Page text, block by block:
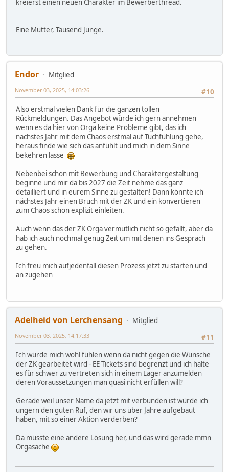
kreierst einen neuen Charakter im Bewerberthread.
Eine Mutter, Tausend Junge.
Endor
Mitglied
#10
November 03, 2025, 14:03:26
Also erstmal vielen Dank für die ganzen tollen
Rückmeldungen. Das Angebot würde ich gern annehmen
wenn es da hier von Orga keine Probleme gibt, das ich
nächstes Jahr mit dem Chaos erstmal auf Tuchfühlung gehe,
heraus finde wie sich das anfühlt und mich in dem Sinne
bekehren lasse
Nebenbei schon mit Bewerbung und Charaktergestaltung
beginne und mir da bis 2027 die Zeit nehme das ganz
detailliert und in eurem Sinne zu gestalten! Dann könnte ich
nächstes Jahr einen Bruch mit der ZK und ein konvertieren
zum Chaos schon explizit einleiten.
Auch wenn das der ZK Orga vermutlich nicht so gefällt, aber da
hab ich auch nochmal genug Zeit um mit denen ins Gespräch
zu gehen.
Ich freu mich aufjedenfall diesen Prozess jetzt zu starten und
an zugehen
Adelheid von Lerchensang
Mitglied
#11
November 03, 2025, 14:17:33
Ich würde mich wohl fühlen wenn da nicht gegen die Wünsche
der ZK gearbeitet wird - EE Tickets sind begrenzt und ich halte
es für schwer zu vertreten sich in einem Lager anzumelden
deren Voraussetzungen man quasi nicht erfüllen will?
Gerade weil unser Name da jetzt mit verbunden ist würde ich
ungern den guten Ruf, den wir uns über Jahre aufgebaut
haben, mit so einer Aktion verderben?
Da müsste eine andere Lösung her, und das wird gerade mmn
Orgasache